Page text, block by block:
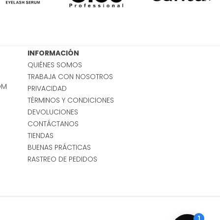
INFORMACIÓN
QUIÉNES SOMOS
TRABAJA CON NOSOTROS
PRIVACIDAD
TÉRMINOS Y CONDICIONES
DEVOLUCIONES
CONTÁCTANOS
TIENDAS
BUENAS PRÁCTICAS
RASTREO DE PEDIDOS